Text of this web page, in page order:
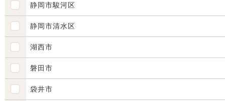
静岡市駿河区
静岡市清水区
湖西市
磐田市
袋井市